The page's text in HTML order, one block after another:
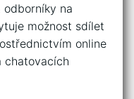
na
možnost​ sdílet
online‍
chatovacích